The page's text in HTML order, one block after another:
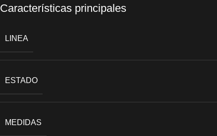
Características principales
LINEA
ESTADO
MEDIDAS